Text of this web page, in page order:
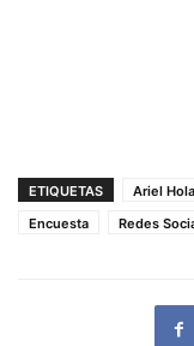
ETIQUETAS Ariel
Encuesta
Redes